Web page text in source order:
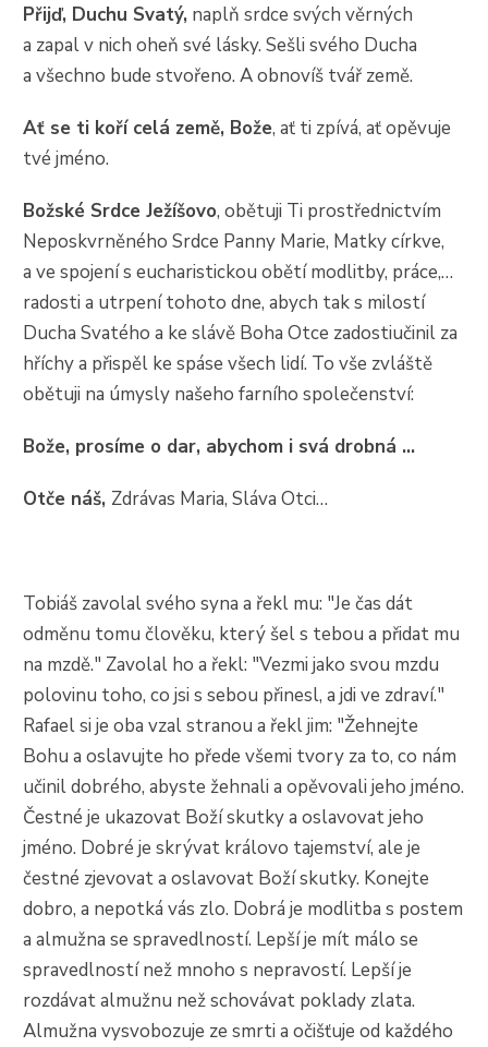
Přijď, Duchu Svatý, naplň srdce svých věrných
a zapal v nich oheň své lásky. Sešli svého Ducha
a všechno bude stvořeno. A obnovíš tvář země.
Ať se ti koří celá země, Bože, ať ti zpívá, ať opěvuje
tvé jméno.
Božské Srdce Ježíšovo, obětuji Ti prostřednictvím
Neposkvrněného Srdce Panny Marie, Matky církve,
a ve spojení s eucharistickou obětí modlitby, práce,…
radosti a utrpení tohoto dne, abych tak s milostí
Ducha Svatého a ke slávě Boha Otce zadostiučinil za
hříchy a přispěl ke spáse všech lidí. To vše zvláště
obětuji na úmysly našeho farního společenství:
Bože, prosíme o dar, abychom i svá drobná …
Otče náš, Zdrávas Maria, Sláva Otci…
Tobiáš zavolal svého syna a řekl mu: "Je čas dát
odměnu tomu člověku, který šel s tebou a přidat mu
na mzdě." Zavolal ho a řekl: "Vezmi jako svou mzdu
polovinu toho, co jsi s sebou přinesl, a jdi ve zdraví."
Rafael si je oba vzal stranou a řekl jim: "Žehnejte
Bohu a oslavujte ho přede všemi tvory za to, co nám
učinil dobrého, abyste žehnali a opěvovali jeho jméno.
Čestné je ukazovat Boží skutky a oslavovat jeho
jméno. Dobré je skrývat královo tajemství, ale je
čestné zjevovat a oslavovat Boží skutky. Konejte
dobro, a nepotká vás zlo. Dobrá je modlitba s postem
a almužna se spravedlností. Lepší je mít málo se
spravedlností než mnoho s nepravostí. Lepší je
rozdávat almužnu než schovávat poklady zlata.
Almužna vysvobozuje ze smrti a očišťuje od každého